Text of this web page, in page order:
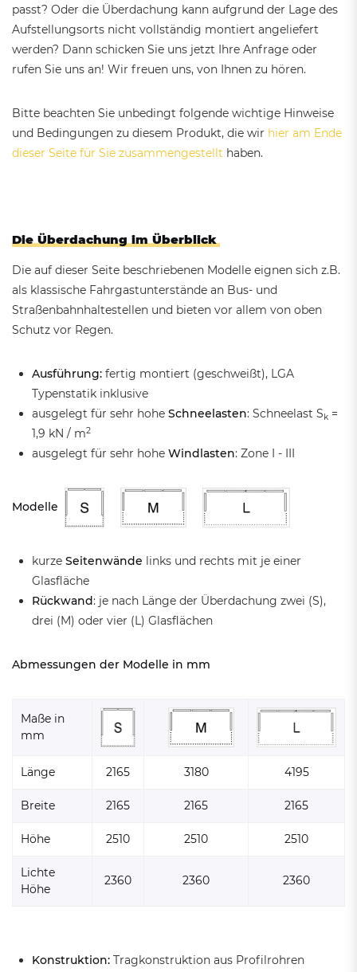
passt? Oder die Überdachung kann aufgrund der Lage des
Aufstellungsorts nicht vollständig montiert angeliefert
werden? Dann schicken Sie uns jetzt Ihre Anfrage oder
rufen Sie uns an! Wir freuen uns, von Ihnen zu hören.
Bitte beachten Sie unbedingt folgende wichtige Hinweise
und Bedingungen zu diesem Produkt, die wir hier am Ende
dieser Seite für Sie zusammengestellt haben.
Die Überdachung im Überblick
Die auf dieser Seite beschriebenen Modelle eignen sich z.B.
als klassische Fahrgastunterstände an Bus- und
Straßenbahnhaltestellen und bieten vor allem von oben
Schutz vor Regen.
Ausführung: fertig montiert (geschweißt), LGA
Typenstatik inklusive
ausgelegt für sehr hohe Schneelasten: Schneelast Sk =
1,9 kN / m2
ausgelegt für sehr hohe Windlasten: Zone I - III
Modelle
kurze Seitenwände links und rechts mit je einer
Glasfläche
Rückwand: je nach Länge der Überdachung zwei (S),
drei (M) oder vier (L) Glasflächen
Abmessungen der Modelle in mm
Maße in
mm
Länge 2165 3180 4195
Breite 2165 2165 2165
Höhe 2510 2510 2510
Lichte
Höhe
2360 2360 2360
Konstruktion: Tragkonstruktion aus Profilrohren